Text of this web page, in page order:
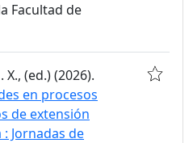
Facultad de
(ed.) (2026).
en procesos
de extensión
Jornadas de